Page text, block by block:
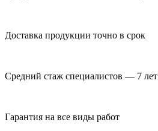
Доставка продукции точно в срок
Средний стаж специалистов — 7 лет
Гарантия на все виды работ